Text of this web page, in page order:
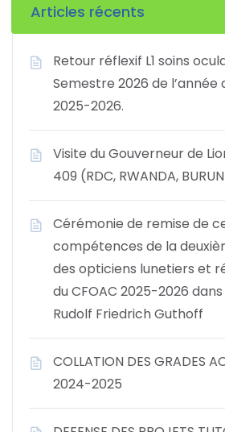
Articles récents
Retour réflexif L1 soins
Semestre 2026 de l’année
2025-2026.
Visite du Gouverneur de
409 (RDC, RWANDA,
Cérémonie de remise de
compétences de la
des opticiens lunetiers et
du CFOAC 2025-2026
Rudolf Friedrich Guthoff
COLLATION DES GRADES
2024-2025